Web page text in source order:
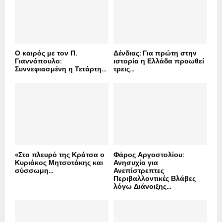
Ο καιρός με τον Π.
Γιαννόπουλο:
Συννεφιασμένη η Τετάρτη...
Δένδιας: Για πρώτη στην
ιστορία η Ελλάδα προωθεί
τρεις...
«Στο πλευρό της Κράτσα ο
Κυριάκος Μητσοτάκης και
σύσσωμη...
Φάρος Αργοστολίου:
Ανησυχία για
Ανεπίστρεπτες
Περιβαλλοντικές Βλάβες
λόγω Διάνοιξης...